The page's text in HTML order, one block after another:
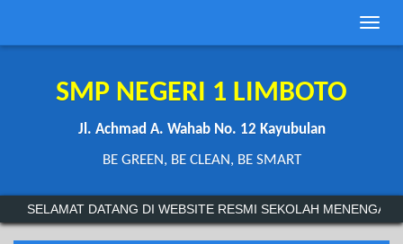
Toggle
SMP NEGERI 1 LIMBOTO
Jl. Achmad A. Wahab No. 12 Kayubulan
BE GREEN, BE CLEAN, BE SMART
SELAMAT DATANG DI WEBSITE RESMI SEKOLAH